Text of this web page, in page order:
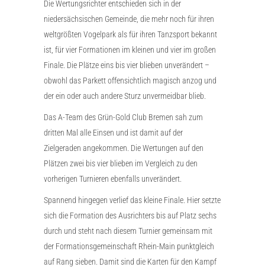
Die Wertungsrichter entschieden sich in der
niedersächsischen Gemeinde, die mehr noch für ihren
weltgrößten Vogelpark als für ihren Tanzsport bekannt
ist, für vier Formationen im kleinen und vier im großen
Finale. Die Plätze eins bis vier blieben unverändert –
obwohl das Parkett offensichtlich magisch anzog und
der ein oder auch andere Sturz unvermeidbar blieb.
Das A-Team des Grün-Gold Club Bremen sah zum
dritten Mal alle Einsen und ist damit auf der
Zielgeraden angekommen. Die Wertungen auf den
Plätzen zwei bis vier blieben im Vergleich zu den
vorherigen Turnieren ebenfalls unverändert.
Spannend hingegen verlief das kleine Finale. Hier setzte
sich die Formation des Ausrichters bis auf Platz sechs
durch und steht nach diesem Turnier gemeinsam mit
der Formationsgemeinschaft Rhein-Main punktgleich
auf Rang sieben. Damit sind die Karten für den Kampf